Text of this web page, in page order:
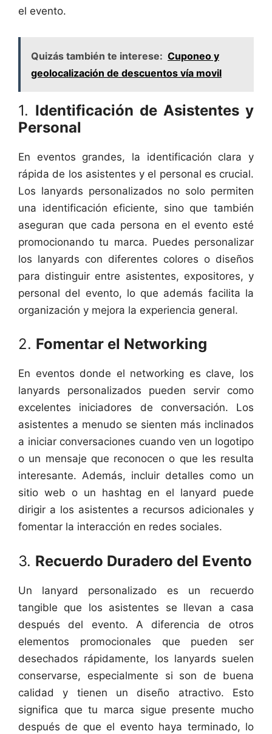
el evento.
Quizás también te interese: Cuponeo y
geolocalización de descuentos vía movil
1. Identificación de Asistentes y
Personal
En eventos grandes, la identificación clara y
rápida de los asistentes y el personal es crucial.
Los lanyards personalizados no solo permiten
una identificación eficiente, sino que también
aseguran que cada persona en el evento esté
promocionando tu marca. Puedes personalizar
los lanyards con diferentes colores o diseños
para distinguir entre asistentes, expositores, y
personal del evento, lo que además facilita la
organización y mejora la experiencia general.
2. Fomentar el Networking
En eventos donde el networking es clave, los
lanyards personalizados pueden servir como
excelentes iniciadores de conversación. Los
asistentes a menudo se sienten más inclinados
a iniciar conversaciones cuando ven un logotipo
o un mensaje que reconocen o que les resulta
interesante. Además, incluir detalles como un
sitio web o un hashtag en el lanyard puede
dirigir a los asistentes a recursos adicionales y
fomentar la interacción en redes sociales.
3. Recuerdo Duradero del Evento
Un lanyard personalizado es un recuerdo
tangible que los asistentes se llevan a casa
después del evento. A diferencia de otros
elementos promocionales que pueden ser
desechados rápidamente, los lanyards suelen
conservarse, especialmente si son de buena
calidad y tienen un diseño atractivo. Esto
significa que tu marca sigue presente mucho
después de que el evento haya terminado, lo